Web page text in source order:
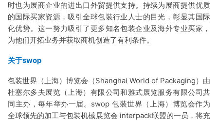
时也为展商企业的进出口外贸提供支持。持续为展商提供优质
的国际买家资源，吸引全球包装行业人士的目光，彰显其国际
化优势。这一努力吸引了更多知名包装企业及海外专业买家，
为他们开拓业务并获取商机创造了有利条件。
关于swop
包装世界（上海）博览会（Shanghai World of Packaging）由
杜塞尔多夫展览（上海）有限公司和雅式展览服务有限公司共
同主办，每年举办一届。swop 包装世界（上海）博览会作为
全球领先的加工与包装机械展览会 interpack联盟的一员，将充